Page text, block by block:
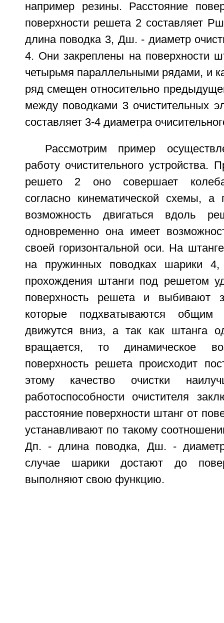
например резины. Расстояние
поверхности решета 2 составляет
длина поводка 3, Дш. - диаметр
4. Они закреплены на поверхности
четырьмя параллельными рядами, и
ряд смещен относительно
между поводками 3 очистительных
составляет 3-4 диаметра
Рассмотрим пример
работу очистительного устройства.
решето 2 оно совершает
согласно кинематической схемы,
возможность двигаться вдоль
одновременно она имеет
своей горизонтальной оси. На
на пружинных поводках шарики
прохождения штанги под решетом
поверхность решета и выбивают
которые подхватываются
движутся вниз, а так как штанга
вращается, то динамическое
поверхность решета происходит
этому качество очистки
работоспособности очистителя
расстояние поверхности штанг от
устанавливают по такому
Дп. - длина поводка, Дш. -
случае шарики достают до
выполняют свою функцию.